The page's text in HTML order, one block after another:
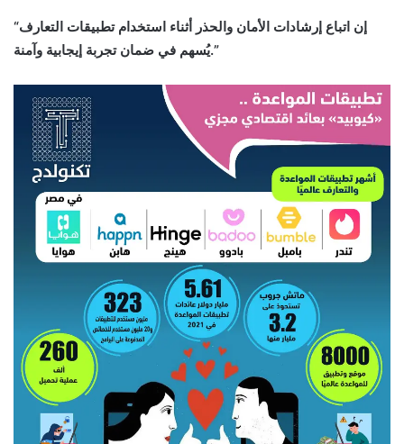
“إن اتباع إرشادات الأمان والحذر أثناء استخدام تطبيقات التعارف
يُسهم في ضمان تجربة إيجابية وآمنة.”